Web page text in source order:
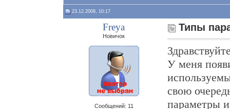
23.12.2009, 10:17
Freya
Новичок
Сообщений: 11
Типы
У меня
свою
параметры